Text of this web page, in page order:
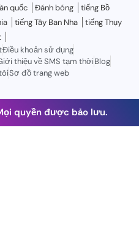
quốc Đánh bóng
tiếng Bồ
tiếng Tây Ban Nha
tiếng Thụy
Điều khoản sử dụng
thiệu về SMS tạm thờiBlog
Sơ đồ trang web
quyền được bảo lưu.